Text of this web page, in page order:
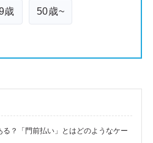
歳 50歳~
？「門前払い」とはどのようなケー